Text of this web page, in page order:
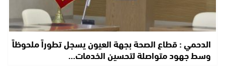
الدحمي : قطاع الصحة بجهة العيون يسجل تطوراً ملحوظاً
وسط جهود متواصلة لتحسين الخدمات…